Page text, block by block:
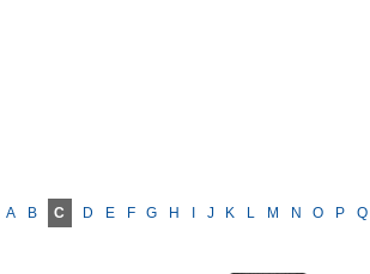
A B C D E F G H J K L M N O P Q